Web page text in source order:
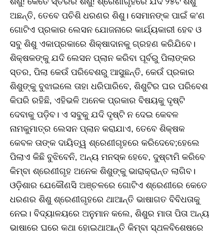
ଅଛନ୍ତି, ତେବେ ପଚିଶି ଧରଣର ଶିଶୁ। ସେମାନଙ୍କ ପାଇଁ କ’ଣ
ଗୋଟିଏ ପ୍ରକାର ଲେସନ ଯୋଜନାରେ କାର୍ଯ୍ୟକାରୀ ହେବ ଓ
ସବୁ ଶିଶୁ ଏକାପ୍ରକାରେ ଶିକ୍ଷାଦାନକୁ ଗ୍ରହଣ କରିଯିବେ।
ଶିକ୍ଷକଙ୍କୁ ଯଦି ଲେସନ ପ୍ଲାନ କରିବା ପୂର୍ବରୁ ପିଲାଙ୍କର
ସ୍ତର, ପିଲା କେଉଁ ପରିବେଶରୁ ଆସୁଛନ୍ତି, କେଉଁ ପ୍ରକାର
ଶିଶୁଙ୍କୁ ବୁଝାଇଲେ ତାହା ଧରିପାରିବେ, ଶିଶୁଟିର ଘର ପରିବେଶ
କିପରି ରହିଛି, ଏହିଭଳି ଅନେକ ପ୍ରକାର ବିଷୟକୁ ଦୃଷ୍ଟି
ଦେବାକୁ ପଡ଼ିବ। ଏ ସବୁକୁ ଯଦି ଦୃଷ୍ଟି ନ ଦେଇ କେବଳ
ନାମକୁମାତ୍ର ଲେସନ ପ୍ଲାନ କରାଯାଏ, ତେବେ ଶିକ୍ଷକ
କେବଳ ତାଙ୍କ ଦାୟିତ୍ୱ ଶ୍ରେଣୀଗୃହରେ କରିଦେବେ;ହେଲେ
ପିଲାଏ କିଛି ବୁଝିବେନି, ଅନ୍ୟ ମନସ୍କ ହେବେ, ଦୁଷ୍ଟାମି କରିବେ
କିମ୍ବା ଶ୍ରେଣୀଗୃହ ଅନେକ ଶିଶୁଙ୍କୁ ଭାରାକ୍ରାନ୍ତ ଲାଗିବ।
ଓଡ଼ିଶାର ଯେକୌଣସି ଅଞ୍ଚଳରେ ଗୋଟିଏ ଶ୍ରେଣୀରେ କେତେ
ଧରଣର ଶିଶୁ ଶ୍ରେଣୀଗୃହରେ ଥାଆନ୍ତି ଭାଷାଗତ ବିବିଧତାକୁ
ନେଇ। ବିଦ୍ୟାଳୟରେ ଅନୁମାନ କଲେ, ଶିଶୁର ମାତା ପିତା ଅନ୍ୟ
ଭାଷାରେ ଘରେ କଥା ହୋଇଥାଆନ୍ତି କିମ୍ବା ସ୍ଥଳବିଶେଷରେ